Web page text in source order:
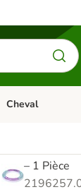
Dérouler les
Cheval
– 1 Pièce